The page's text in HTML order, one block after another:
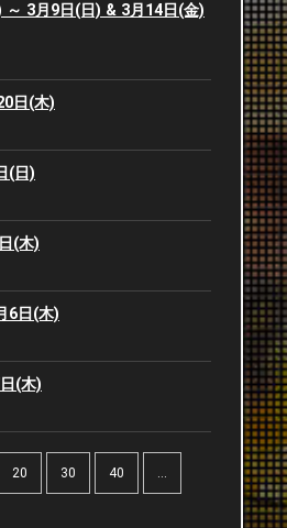
～ 3月9日(日) & 3月14日(金)
日(木)
(日)
(木)
6日(木)
(木)
20 30 40 ...